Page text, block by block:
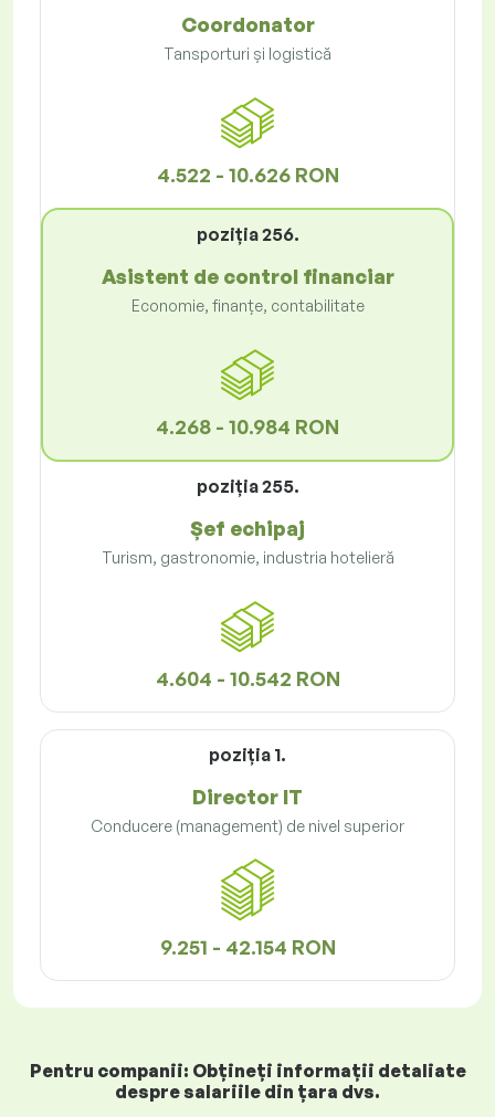
Coordonator
Tansporturi și logistică
4.522 - 10.626 RON
poziţia 256.
Asistent de control financiar
Economie, finanțe, contabilitate
4.268 - 10.984 RON
poziţia 255.
Șef echipaj
Turism, gastronomie, industria hotelieră
4.604 - 10.542 RON
poziţia 1.
Director IT
Conducere (management) de nivel superior
9.251 - 42.154 RON
Pentru companii: Obțineți informații detaliate
despre salariile din țara dvs.